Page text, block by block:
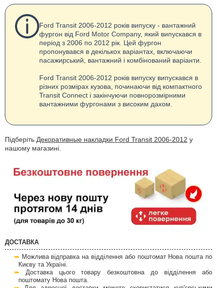
Ford Transit 2006-2012 років випуску - вантажний
фургон від Ford Motor Company, який випускався в
період з 2006 по 2012 рік. Цей фургон
пропонувався в декількох варіантах, включаючи
пасажирський, вантажний і комбінований варіанти.
Ford Transit 2006-2012 років випуску випускався в
різних розмірах кузова, починаючи від компактного
Transit Connect і закінчуючи повнорозмірними
вантажними фургонами з високим дахом.
Підберіть Декоративные накладки Ford Transit 2006-2012 у
нашому магазині.
ДОСТАВКА
Можлива відправка на відділення або поштомат Нова пошта по
Києву та Україні.
Доставка цього товару безкоштовна до відділення або
поштомату Нова пошта.